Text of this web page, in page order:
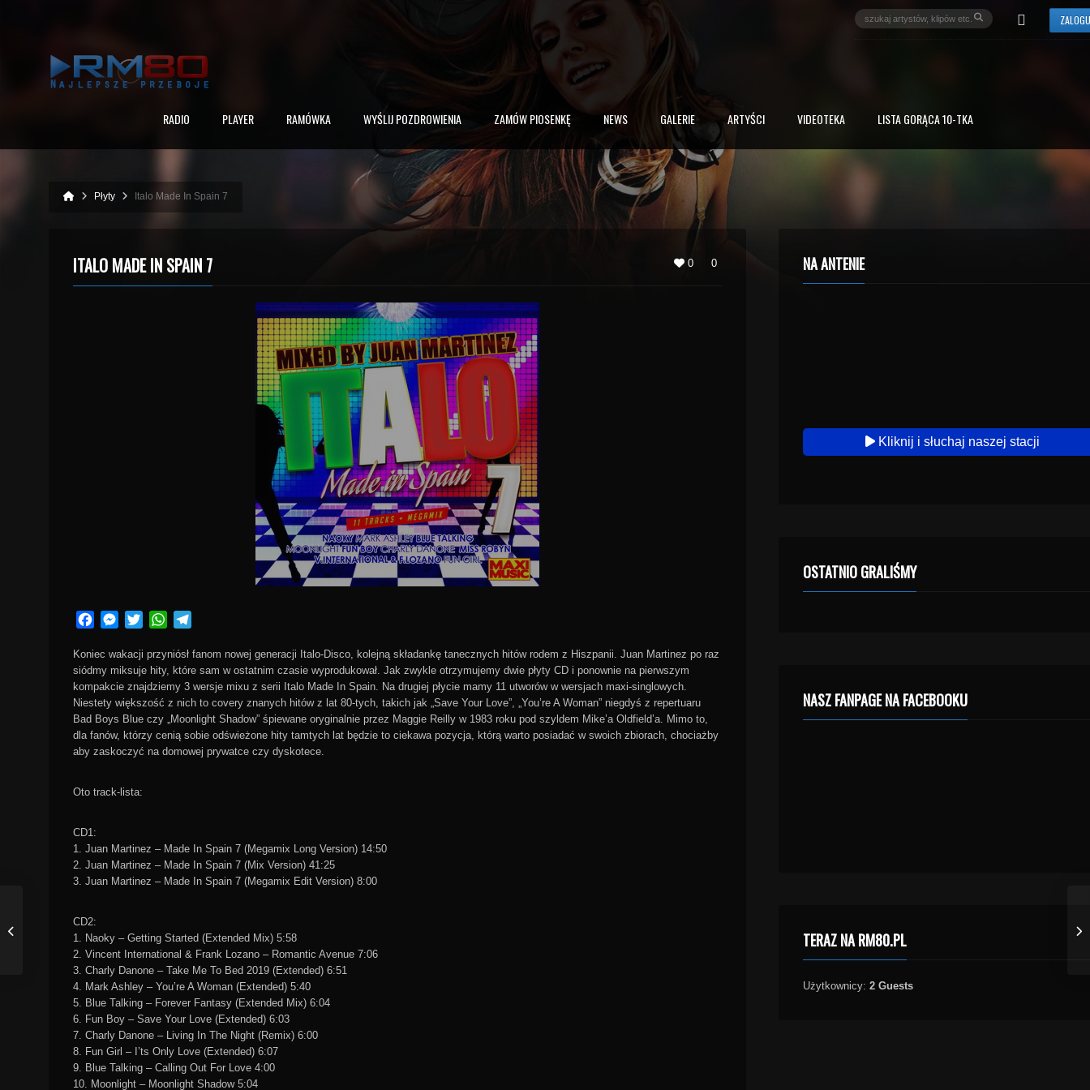
RADIO PLAYER RAMÓWKA WYŚLIJ POZDROWIENIA ZAMÓW PIOSENKĘ NEWS GALERIE ARTYŚCI VIDEOTEKA LISTA GORĄCA 10-TKA
Płyty Italo Made In Spain 7
0 0
ITALO MADE IN SPAIN 7
FacebookMessenger
TwitterWhatsApp
Koniec wakacji przyniósł fanom nowej generacji Italo-Disco, kolejną składankę tanecznych hitów rodem z Hiszpanii. Juan Martinez po raz
siódmy miksuje hity, które sam w ostatnim czasie wyprodukował. Jak zwykle otrzymujemy dwie płyty CD i ponownie na pierwszym
kompakcie znajdziemy 3 wersje mixu z serii Italo Made In Spain. Na drugiej płycie mamy 11 utworów w wersjach maxi-singlowych.
Niestety większość z nich to covery znanych hitów z lat 80-tych, takich jak „Save Your Love”, „You’re A Woman” niegdyś z repertuaru
Bad Boys Blue czy „Moonlight Shadow” śpiewane oryginalnie przez Maggie Reilly w 1983 roku pod szyldem Mike’a Oldfield’a. Mimo to,
dla fanów, którzy cenią sobie odświeżone hity tamtych lat będzie to ciekawa pozycja, którą warto posiadać w swoich zbiorach, chociażby
aby zaskoczyć na domowej prywatce czy dyskotece.
Oto track-lista:
CD1:
1. Juan Martinez – Made In Spain 7 (Megamix Long Version) 14:50
2. Juan Martinez – Made In Spain 7 (Mix Version) 41:25
3. Juan Martinez – Made In Spain 7 (Megamix Edit Version) 8:00
CD2:
1. Naoky – Getting Started (Extended Mix) 5:58
2. Vincent International & Frank Lozano – Romantic Avenue 7:06
3. Charly Danone – Take Me To Bed 2019 (Extended) 6:51
4. Mark Ashley – You’re A Woman (Extended) 5:40
5. Blue Talking – Forever Fantasy (Extended Mix) 6:04
6. Fun Boy – Save Your Love (Extended) 6:03
7. Charly Danone – Living In The Night (Remix) 6:00
8. Fun Girl – I’ts Only Love (Extended) 6:07
9. Blue Talking – Calling Out For Love 4:00
10. Moonlight – Moonlight Shadow 5:04
NA ANTENIE
Kliknij i słuchaj naszej stacji
OSTATNIO GRALIŚMY
NASZ FANPAGE NA FACEBOOKU
TERAZ NA RM80.PL
Użytkownicy: 2 Guests